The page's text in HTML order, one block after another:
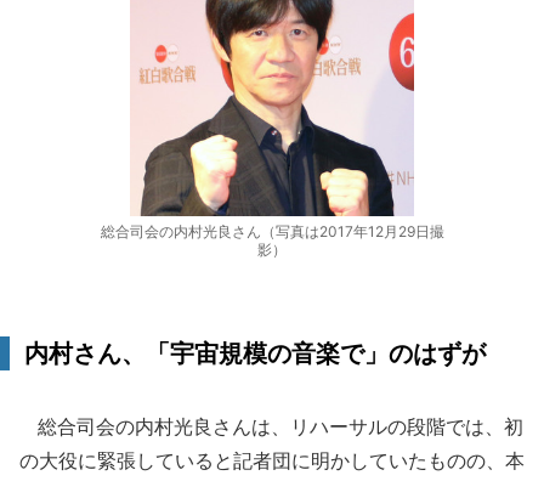
総合司会の内村光良さん（写真は2017年12月29日撮
影）
内村さん、「宇宙規模の音楽で」のはずが
総合司会の内村光良さんは、リハーサルの段階では、初
の大役に緊張していると記者団に明かしていたものの、本